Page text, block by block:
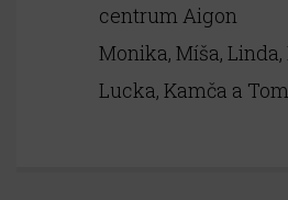
centrum Aigon
Monika, Míša, Linda,
Lucka, Kamča a